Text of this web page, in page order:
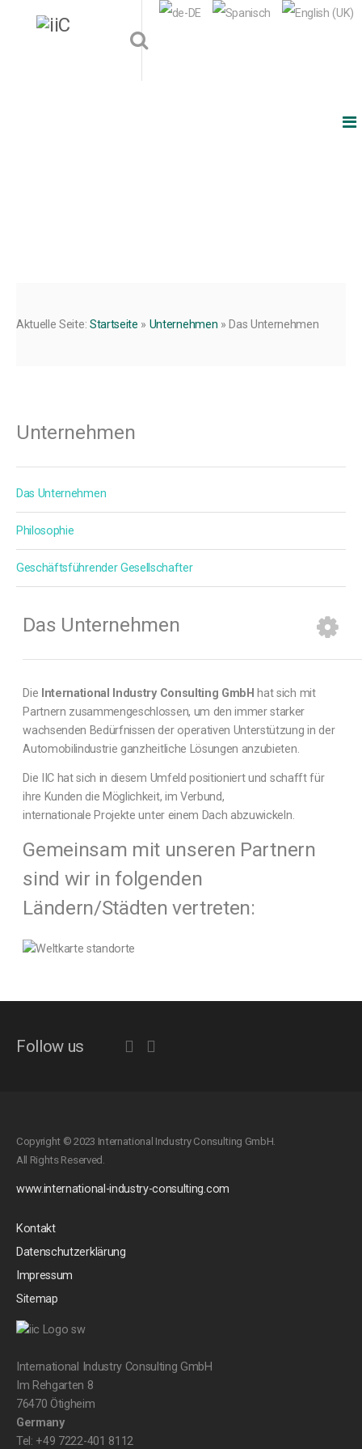
Aktuelle Seite: Startseite » Unternehmen » Das Unternehmen
Unternehmen
Das Unternehmen
Philosophie
Geschäftsführender Gesellschafter
Das Unternehmen
Die International Industry Consulting GmbH hat sich mit
Partnern zusammengeschlossen, um den immer starker
wachsenden Bedürfnissen der operativen Unterstützung in der
Automobilindustrie ganzheitliche Lösungen anzubieten.
Die IIC hat sich in diesem Umfeld positioniert und schafft für
ihre Kunden die Möglichkeit, im Verbund,
internationale Projekte unter einem Dach abzuwickeln.
Gemeinsam mit unseren Partnern
sind wir in folgenden
Ländern/Städten vertreten:
Follow us
Copyright © 2023 International Industry Consulting GmbH.
All Rights Reserved.
www.international-industry-consulting.com
Kontakt
Datenschutzerklärung
Impressum
Sitemap
International Industry Consulting GmbH
Im Rehgarten 8
76470 Ötigheim
Germany
Tel: +49 7222-401 8112